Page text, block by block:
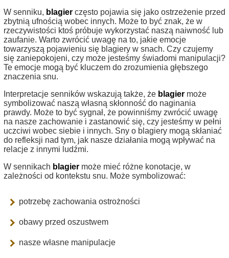
W senniku, blagier często pojawia się jako ostrzeżenie przed
zbytnią ufnością wobec innych. Może to być znak, że w
rzeczywistości ktoś próbuje wykorzystać naszą naiwność lub
zaufanie. Warto zwrócić uwagę na to, jakie emocje
towarzyszą pojawieniu się blagiery w snach. Czy czujemy
się zaniepokojeni, czy może jesteśmy świadomi manipulacji?
Te emocje mogą być kluczem do zrozumienia głębszego
znaczenia snu.
Interpretacje senników wskazują także, że blagier może
symbolizować naszą własną skłonność do naginania
prawdy. Może to być sygnał, że powinniśmy zwrócić uwagę
na nasze zachowanie i zastanowić się, czy jesteśmy w pełni
uczciwi wobec siebie i innych. Sny o blagiery mogą skłaniać
do refleksji nad tym, jak nasze działania mogą wpływać na
relacje z innymi ludźmi.
W sennikach blagier może mieć różne konotacje, w
zależności od kontekstu snu. Może symbolizować:
potrzebę zachowania ostrożności
obawy przed oszustwem
nasze własne manipulacje